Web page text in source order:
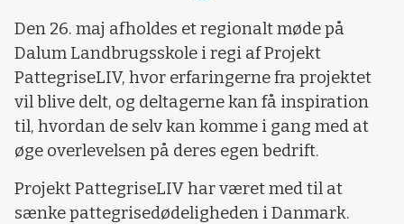
Den 26. maj afholdes et regionalt møde på
Dalum Landbrugsskole i regi af Projekt
PattegriseLIV, hvor erfaringerne fra projektet
vil blive delt, og deltagerne kan få inspiration
til, hvordan de selv kan komme i gang med at
øge overlevelsen på deres egen bedrift.
Projekt PattegriseLIV har været med til at
sænke pattegrisedødeligheden i Danmark.